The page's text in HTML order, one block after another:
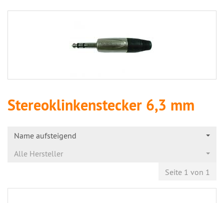
Stereoklinkenstecker 6,3 mm
Name aufsteigend
Alle Hersteller
Seite 1 von 1